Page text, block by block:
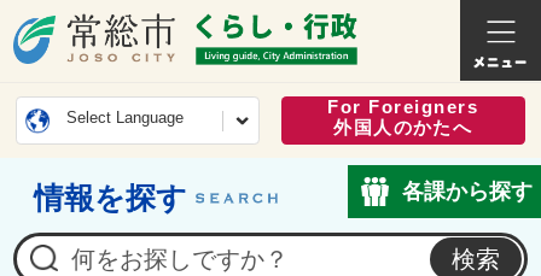
常総市公式ホームページ
くらし
Select Language
For Foreigners
外国人のかたへ
情報を探す 各課から探す